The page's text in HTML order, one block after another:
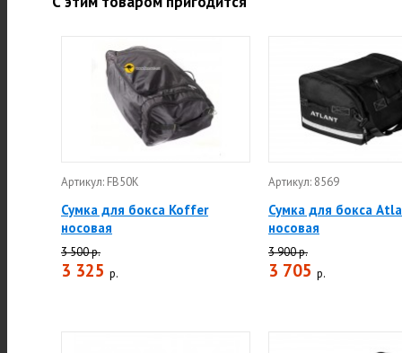
Артикул: FB50K
Сумка для бокса Koffer
носовая
3 500 р.
3 325 р.
Артикул: 8569
Сумка для бокса
носовая
3 900 р.
3 705 р.